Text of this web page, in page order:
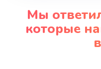
Мы
которые